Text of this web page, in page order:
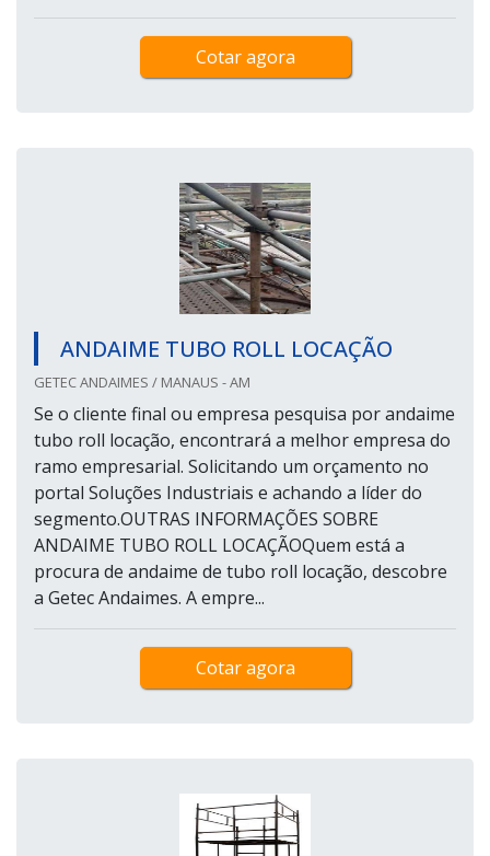
Cotar agora
ANDAIME TUBO ROLL LOCAÇÃO
GETEC ANDAIMES / MANAUS - AM
Se o cliente final ou empresa pesquisa por andaime
tubo roll locação, encontrará a melhor empresa do
ramo empresarial. Solicitando um orçamento no
portal Soluções Industriais e achando a líder do
segmento.OUTRAS INFORMAÇÕES SOBRE
ANDAIME TUBO ROLL LOCAÇÃOQuem está a
procura de andaime de tubo roll locação, descobre
a Getec Andaimes. A empre...
Cotar agora